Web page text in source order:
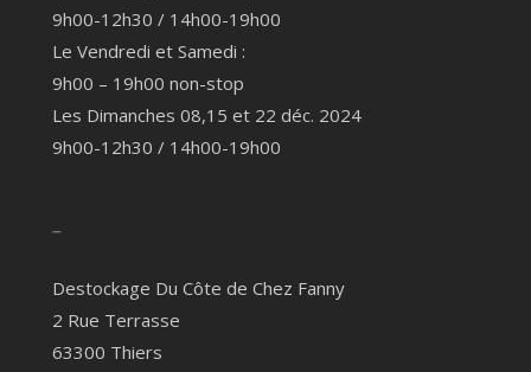
9h00-12h30 / 14h00-19h00
Le Vendredi et Samedi :
9h00 – 19h00 non-stop
Les Dimanches 08,15 et 22 déc. 2024
9h00-12h30 / 14h00-19h00
–
Destockage Du Côte de Chez Fanny
2 Rue Terrasse
63300 Thiers